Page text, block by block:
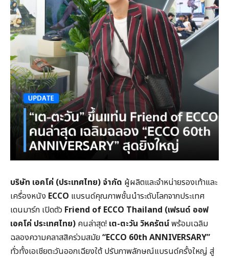
บริษัท เอคโค่ (ประเทศไทย) จำกัด ผู้ผลิตและจำหน่ายรองเท้าและ
เครื่องหนัง ECCO แบรนด์คุณภาพชั้นนำระดับโลกจากประเทศ
เดนมาร์ก เปิดตัว Friend of ECCO Thailand (เฟรนด์ ออฟ
เอคโค่ ประเทศไทย) คนล่าสุด! เต-ตะวัน วิหครัตน์พร้อมเฉลิม
ฉลองความคลาสสิคร่วมสมัย“ECCO 60th ANNIVERSARY”
ทั่วทั้งเอเชียตะวันออกเฉียงใต้ ปรับภาพลักษณ์แบรนด์ครั้งใหญ่ สู่